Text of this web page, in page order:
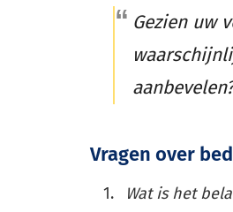
Gezien uw
Vragen over
Wat is het